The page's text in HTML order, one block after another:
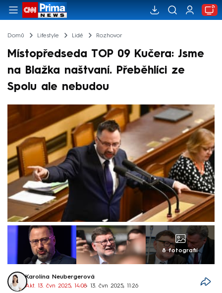
Domů Lifestyle Lidé Rozhovor
Místopředseda TOP 09 Kučera: Jsme
na Blažka naštvaní. Přeběhlíci ze
Spolu ale nebudou
8 fotografií
Karolína Neubergerová
Akt. 13. čvn 2025, 14:08• 13. čvn 2025, 11:26